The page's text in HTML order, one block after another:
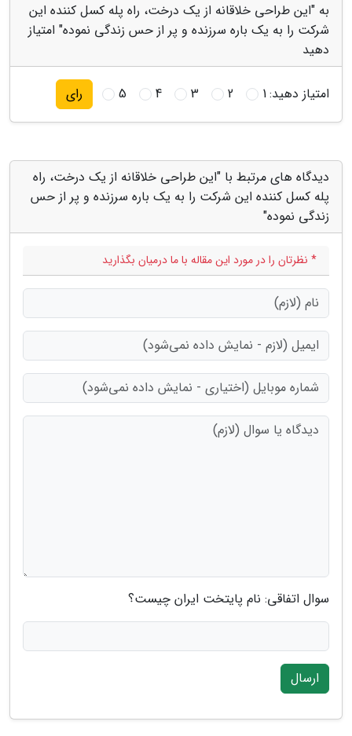
به "این طراحی خلاقانه از یک درخت، راه پله کسل کننده این
شرکت را به یک باره سرزنده و پر از حس زندگی نموده" امتیاز
دهید
امتیاز دهید:1
2
3
4
5 رای
دیدگاه های مرتبط با "این طراحی خلاقانه از یک درخت، راه
پله کسل کننده این شرکت را به یک باره سرزنده و پر از حس
زندگی نموده"
* نظرتان را در مورد این مقاله با ما درمیان بگذارید
سوال اتفاقی: نام پایتخت ایران چیست؟
ارسال